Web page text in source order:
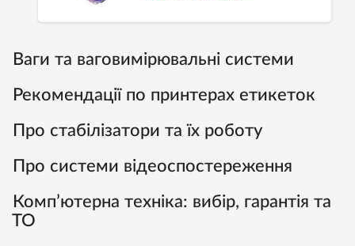
Ваги та ваговимірювальні системи
Рекомендації по принтерах етикеток
Про стабілізатори та їх роботу
Про системи відеоспостереження
Комп’ютерна техніка: вибір, гарантія та
ТО